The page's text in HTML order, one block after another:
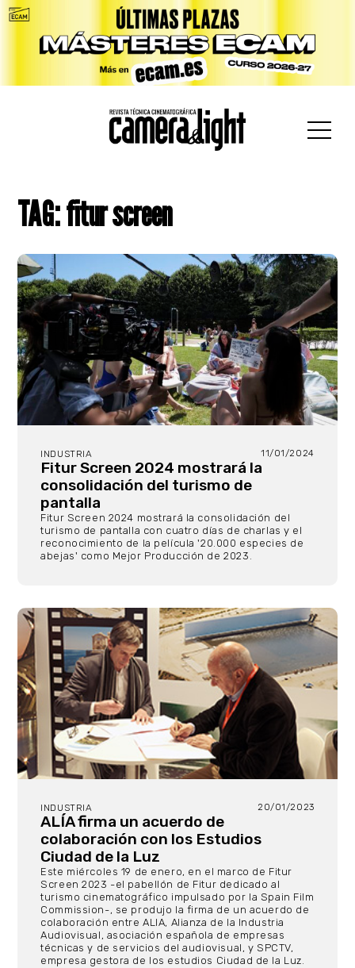
TAG: fitur screen
INDUSTRIA 11/01/2024
Fitur Screen 2024 mostrará la
consolidación del turismo de
pantalla
Fitur Screen 2024 mostrará la consolidación del
turismo de pantalla con cuatro días de charlas y el
reconocimiento de la película '20.000 especies de
abejas' como Mejor Producción de 2023.
INDUSTRIA 20/01/2023
ALÍA firma un acuerdo de
colaboración con los Estudios
Ciudad de la Luz
Este miércoles 19 de enero, en el marco de Fitur
Screen 2023 -el pabellón de Fitur dedicado al
turismo cinematográfico impulsado por la Spain Film
Commission-, se produjo la firma de un acuerdo de
colaboración entre ALIA, Alianza de la Industria
Audiovisual, asociación española de empresas
técnicas y de servicios del audiovisual, y SPCTV,
empresa gestora de los estudios Ciudad de la Luz.